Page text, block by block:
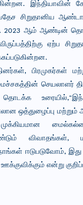
இந்தியாவின்
சிறுதானிய
2023 ஆம் ஆண்டின்
ஏற்ப
பிரமுகர்கள்
செயலாளர்
ஒத்துழைப்பு மற்றும்
விவாதங்கள்,
ஈடுபடுவோம், இது
என்று